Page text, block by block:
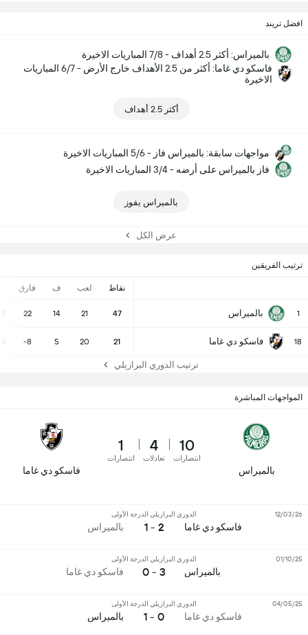
افضل تريند
بالميراس: أكثر 2.5 أهداف - 7/8 المباريات الاخيرة
فاسكو دي غاما: أكثر من 2.5 الأهداف خارج الأرض - 6/7 المباريات
الاخيرة
أكثر 2.5 أهداف
مواجهات سابقة: بالميراس فاز - 5/6 المباريات الاخيرة
فاز بالميراس على أرضه - 3/4 المباريات الاخيرة
بالميراس يفوز
عرض الكل
ترتيب الفريقين
نقاط لعب ف فارق
1 بالميراس 47
21
14
22
18 فاسكو دي غاما 21
20
5
-8
ترتيب الدوري البرازيلي
المواجهات المباشرة
بالميراس
10
انتصارات
4
تعادلات
1
انتصارات
فاسكو دي غاما
فاسكو دي غاما
الدوري البرازيلي الدرجة الأولى
2 - 1 بالميراس
12/03/26
بالميراس
الدوري البرازيلي الدرجة الأولى
3 - 0 فاسكو دي غاما
01/10/25
فاسكو دي غاما
الدوري البرازيلي الدرجة الأولى
0 - 1 بالميراس
04/05/25